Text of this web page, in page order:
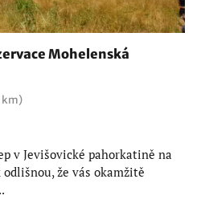
Mohelenská
km)
v Jevišovické pahorkatině na
že vás okamžitě